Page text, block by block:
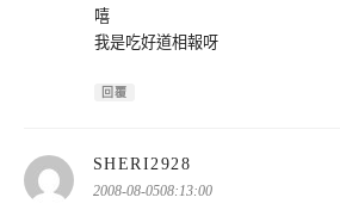
嘻
我是吃好道相報呀
回覆
SHERI2928
示:
2008-08-0508:13:00